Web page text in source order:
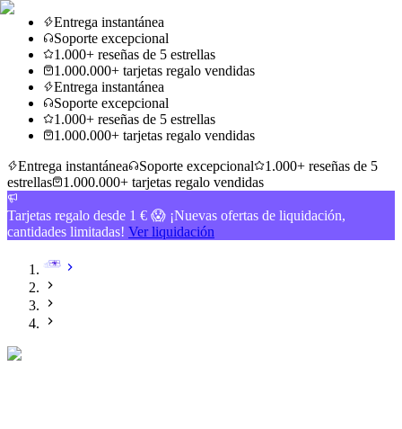
Entrega instantánea
Soporte excepcional
1.000+ reseñas de 5 estrellas
1.000.000+ tarjetas regalo vendidas
Entrega instantánea
Soporte excepcional
1.000+ reseñas de 5 estrellas
1.000.000+ tarjetas regalo vendidas
Entrega instantánea
Soporte excepcional
1.000+ reseñas de 5
estrellas
1.000.000+ tarjetas regalo vendidas
Tarjetas regalo desde 1 € 😱 ¡Nuevas ofertas de liquidación,
cantidades limitadas! Ver liquidación